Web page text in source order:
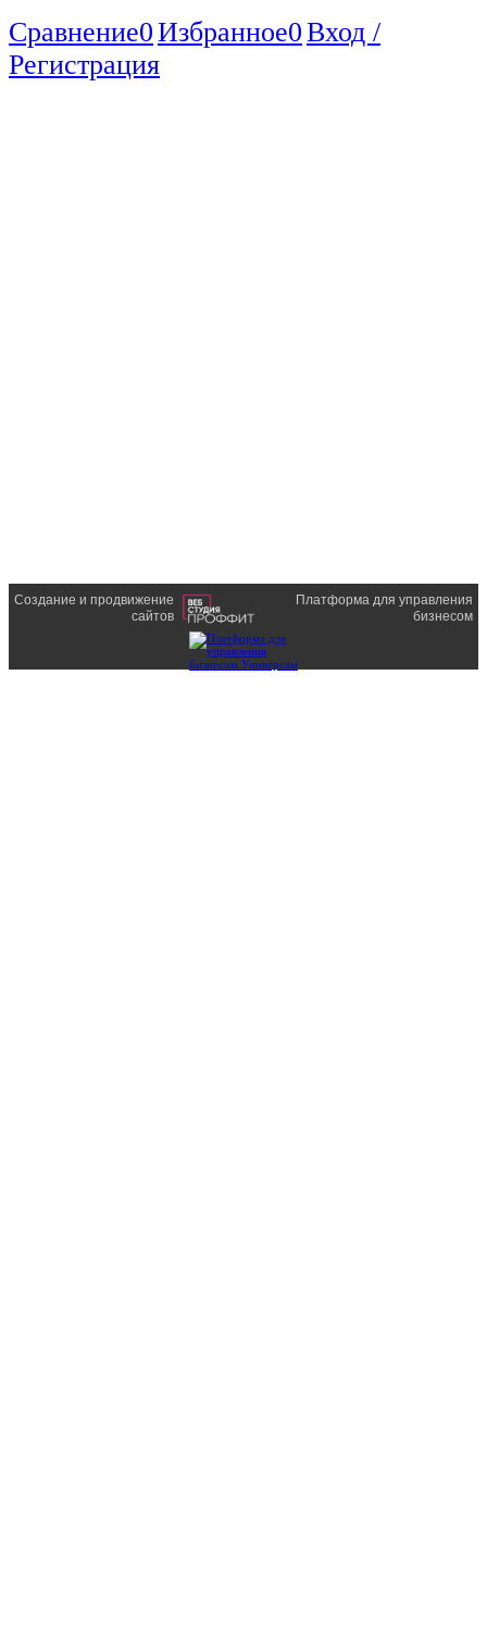
Сравнение0Избранное0Вход /
Регистрация
Создание и продвижение
сайтов
Платформа для управления
бизнесом